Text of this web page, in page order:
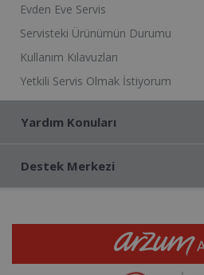
Evden Eve Servis
Servisteki Ürünümün Durumu
Kullanım Kılavuzları
Yetkili Servis Olmak İstiyorum
Yardım Konuları
Destek Merkezi